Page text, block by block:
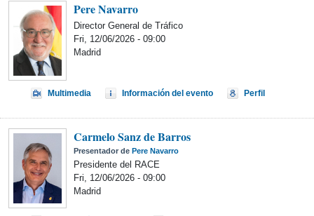
Pere Navarro
Director General de Tráfico
Fri, 12/06/2026 - 09:00
Madrid
Multimedia Información del evento Perfil
Carmelo Sanz de Barros
Presentador de Pere Navarro
Presidente del RACE
Fri, 12/06/2026 - 09:00
Madrid